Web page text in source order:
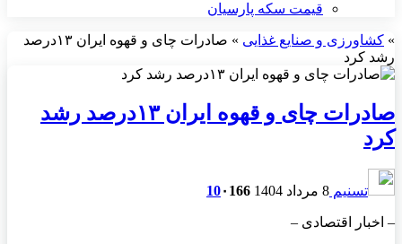
قیمت سکه پارسیان
» کشاورزی و صنایع غذایی »
صادرات چای و قهوه ایران ۱۳درصد
رشد کرد
صادرات چای و قهوه ایران ۱۳درصد رشد
کرد
تسنیم 8 مرداد 1404 10۰ 166
– اخبار اقتصادی –